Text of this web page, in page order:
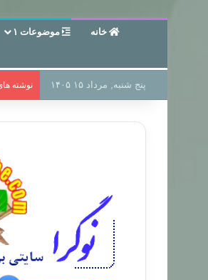
خانه موضوعات ۱
پنج شنبه, مرداد ۱۵ ۱۴۰۵ نوشته